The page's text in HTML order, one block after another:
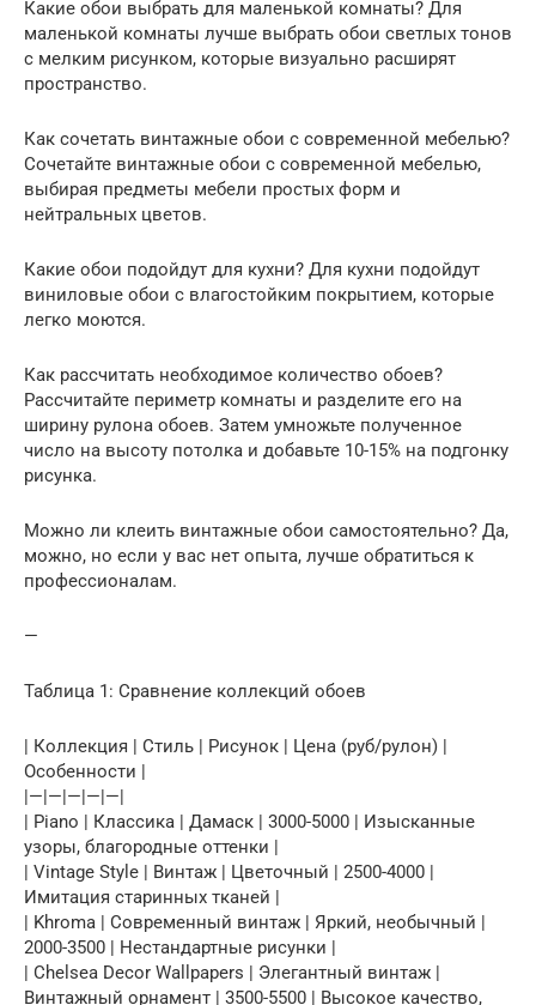
Какие обои выбрать для маленькой комнаты? Для
маленькой комнаты лучше выбрать обои светлых тонов
с мелким рисунком, которые визуально расширят
пространство.
Как сочетать винтажные обои с современной мебелью?
Сочетайте винтажные обои с современной мебелью,
выбирая предметы мебели простых форм и
нейтральных цветов.
Какие обои подойдут для кухни? Для кухни подойдут
виниловые обои с влагостойким покрытием, которые
легко моются.
Как рассчитать необходимое количество обоев?
Рассчитайте периметр комнаты и разделите его на
ширину рулона обоев. Затем умножьте полученное
число на высоту потолка и добавьте 10-15% на подгонку
рисунка.
Можно ли клеить винтажные обои самостоятельно? Да,
можно, но если у вас нет опыта, лучше обратиться к
профессионалам.
—
Таблица 1: Сравнение коллекций обоев
| Коллекция | Стиль | Рисунок | Цена (руб/рулон) |
Особенности |
|—|—|—|—|—|
| Piano | Классика | Дамаск | 3000-5000 | Изысканные
узоры, благородные оттенки |
| Vintage Style | Винтаж | Цветочный | 2500-4000 |
Имитация старинных тканей |
| Khroma | Современный винтаж | Яркий, необычный |
2000-3500 | Нестандартные рисунки |
| Chelsea Decor Wallpapers | Элегантный винтаж |
Винтажный орнамент | 3500-5500 | Высокое качество,